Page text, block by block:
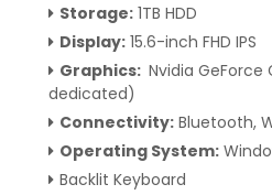
Storage:1TB HDD
Display:15.6-inch FHD IPS
Graphics: Nvidia GeForce
dedicated)
Connectivity:Bluetooth,
Operating System:
Backlit Keyboard